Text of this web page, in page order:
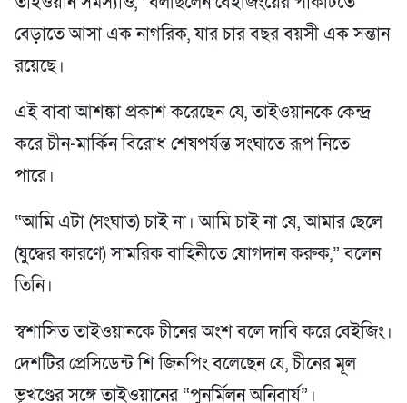
বেড়াতে আসা এক নাগরিক, যার চার বছর বয়সী এক সন্তান
রয়েছে।
এই বাবা আশঙ্কা প্রকাশ করেছেন যে, তাইওয়ানকে কেন্দ্র
করে চীন-মার্কিন বিরোধ শেষপর্যন্ত সংঘাতে রূপ নিতে
পারে।
“আমি এটা (সংঘাত) চাই না। আমি চাই না যে, আমার ছেলে
(যুদ্ধের কারণে) সামরিক বাহিনীতে যোগদান করুক,” বলেন
তিনি।
স্বশাসিত তাইওয়ানকে চীনের অংশ বলে দাবি করে বেইজিং।
দেশটির প্রেসিডেন্ট শি জিনপিং বলেছেন যে, চীনের মূল
ভূখণ্ডের সঙ্গে তাইওয়ানের “পুনর্মিলন অনিবার্য”।